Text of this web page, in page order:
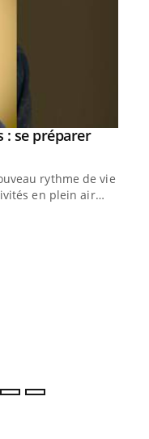
: se préparer
rythme de vie !
en plein air…